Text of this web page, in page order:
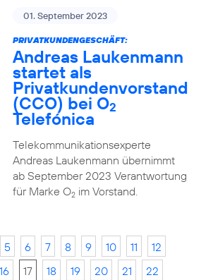
01. September 2023
PRIVATKUNDENGESCHÄFT:
Andreas Laukenmann
startet als
Privatkundenvorstand
(CCO) bei O2
Telefónica
Telekommunikationsexperte
Andreas Laukenmann übernimmt
ab September 2023 Verantwortung
für Marke O2im Vorstand.
5 6 7 8 9 10 11
12
16 17 18 19 20 21
22